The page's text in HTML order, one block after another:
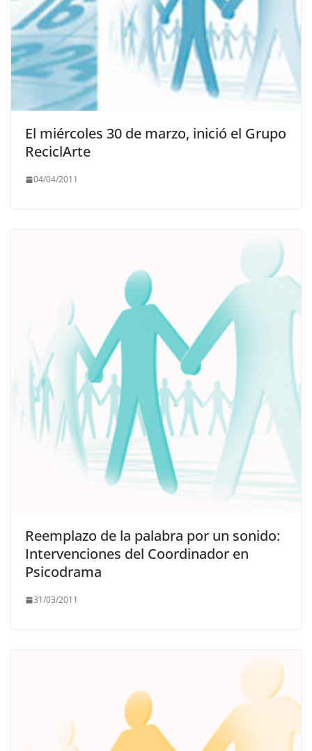
El miércoles 30 de marzo, inició el Grupo
ReciclArte
04/04/2011
Reemplazo de la palabra por un sonido:
Intervenciones del Coordinador en
Psicodrama
31/03/2011